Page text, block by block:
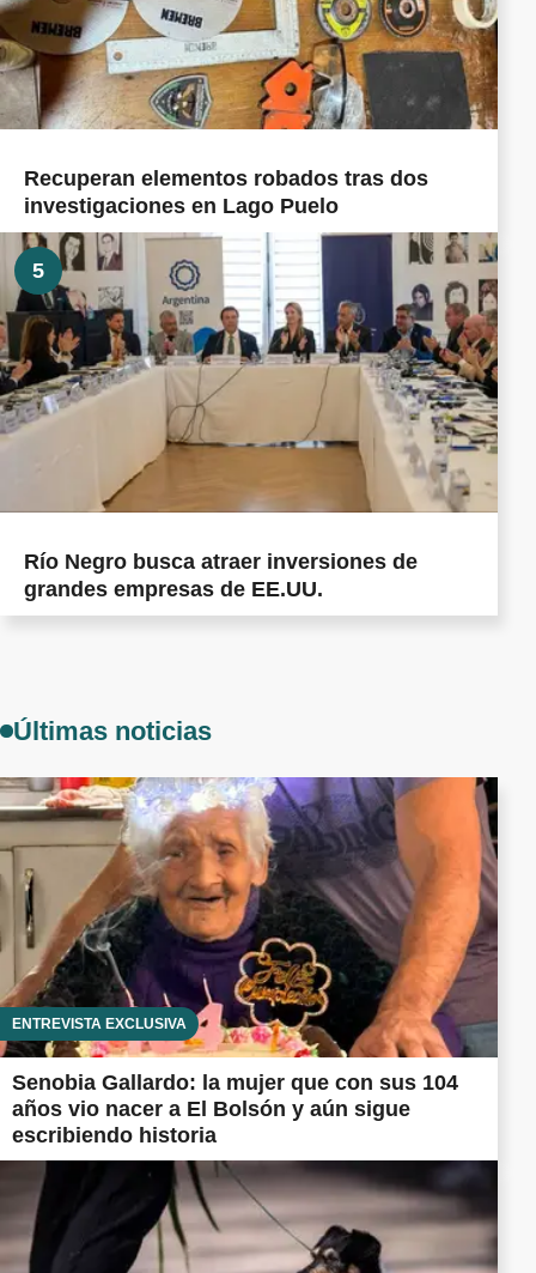
Recuperan elementos robados tras dos
investigaciones en Lago Puelo
5
Río Negro busca atraer inversiones de
grandes empresas de EE.UU.
Últimas noticias
ENTREVISTA EXCLUSIVA
Senobia Gallardo: la mujer que con sus 104
años vio nacer a El Bolsón y aún sigue
escribiendo historia